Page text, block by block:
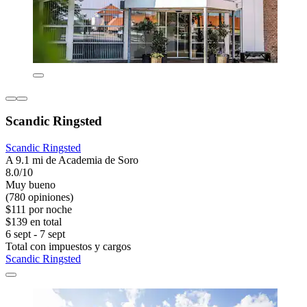
Scandic Ringsted
Scandic Ringsted
A 9.1 mi de Academia de Soro
8.0/10
Muy bueno
(780 opiniones)
$111 por noche
$139 en total
6 sept - 7 sept
Total con impuestos y cargos
Scandic Ringsted